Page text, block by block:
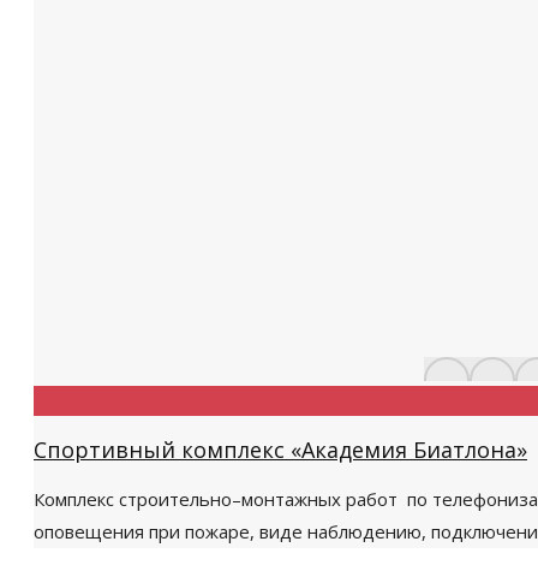
Спортивный комплекс «Академия Биатлона»
Комплекс строительно–монтажных работ по
оповещения при пожаре, виде наблюдению,